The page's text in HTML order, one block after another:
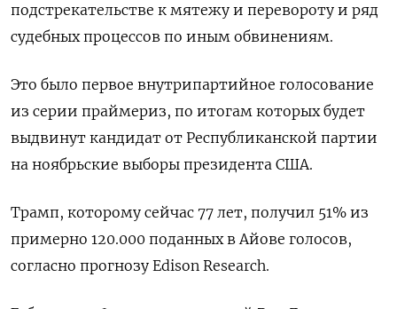
подстрекательстве к мятежу и перевороту и ряд
судебных процессов по иным обвинениям.
Это было первое внутрипартийное голосование
из серии праймериз, по итогам которых будет
выдвинут кандидат от Республиканской партии
на ноябрьские выборы президента США.
Трамп, которому сейчас 77 лет, получил 51% из
примерно 120.000 поданных в Айове голосов,
согласно прогнозу Edison Research.